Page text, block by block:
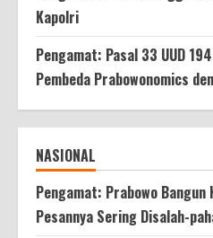
Kapolri
Pengamat: Pasal 33 UUD
Pembeda Prabowonomics
NASIONAL
Pengamat: Prabowo Bangun
Pesannya Sering Disalah-